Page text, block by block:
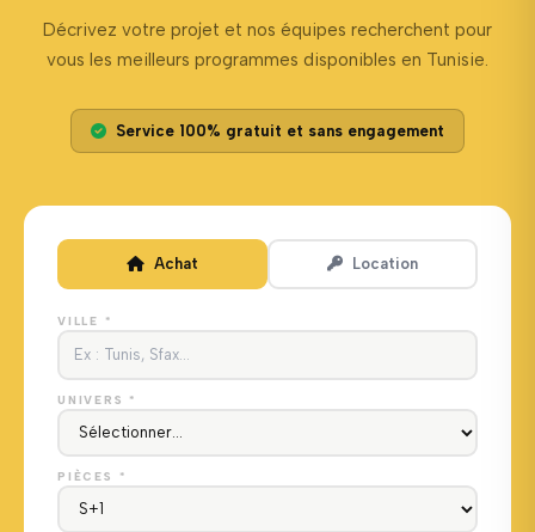
Décrivez votre projet et nos équipes recherchent pour
vous les meilleurs programmes disponibles en Tunisie.
Service 100% gratuit et sans engagement
Achat Location
VILLE *
UNIVERS *
PIÈCES *